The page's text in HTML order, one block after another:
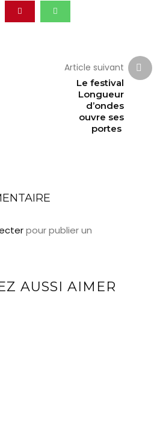
Article suivant
Le festival
Longueur
d’ondes
ouvre ses
portes
pour publier un
AUSSI AIMER